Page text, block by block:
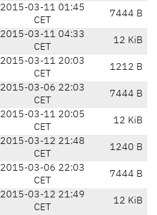
2015-03-11 01:45
CET
7444 B
2015-03-11 04:33
CET
12 KiB
2015-03-11 20:03
CET
1212 B
2015-03-06 22:03
CET
7444 B
2015-03-11 20:05
CET
12 KiB
2015-03-12 21:48
CET
1240 B
2015-03-06 22:03
CET
7444 B
2015-03-12 21:49
CET
12 KiB